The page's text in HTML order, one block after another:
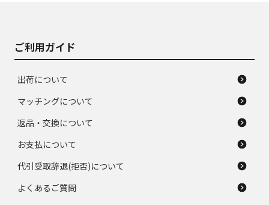
ご利用ガイド
出荷について
マッチングについて
返品・交換について
お支払について
代引受取辞退(拒否)について
よくあるご質問